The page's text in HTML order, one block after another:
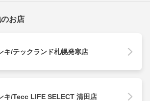
お店
キ/テックランド札幌発寒店
キ/Tecc LIFE SELECT 清田店